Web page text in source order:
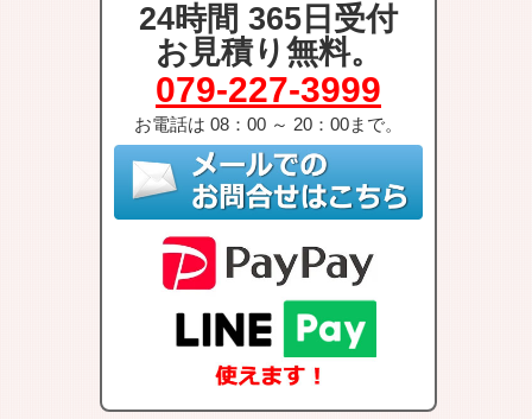
24時間 365日受付
お見積り無料。
079-227-3999
お電話は 08：00 ～ 20：00まで。